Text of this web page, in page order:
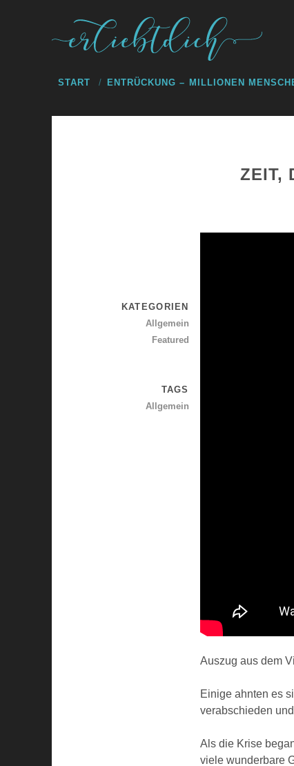
START ENTRÜCKUNG – MILLIONEN
ZEIT,
Auszug aus dem
Einige ahnten es
verabschieden
Als die Krise
viele wunderbare
KATEGORIEN
Allgemein
Featured
TAGS
Allgemein